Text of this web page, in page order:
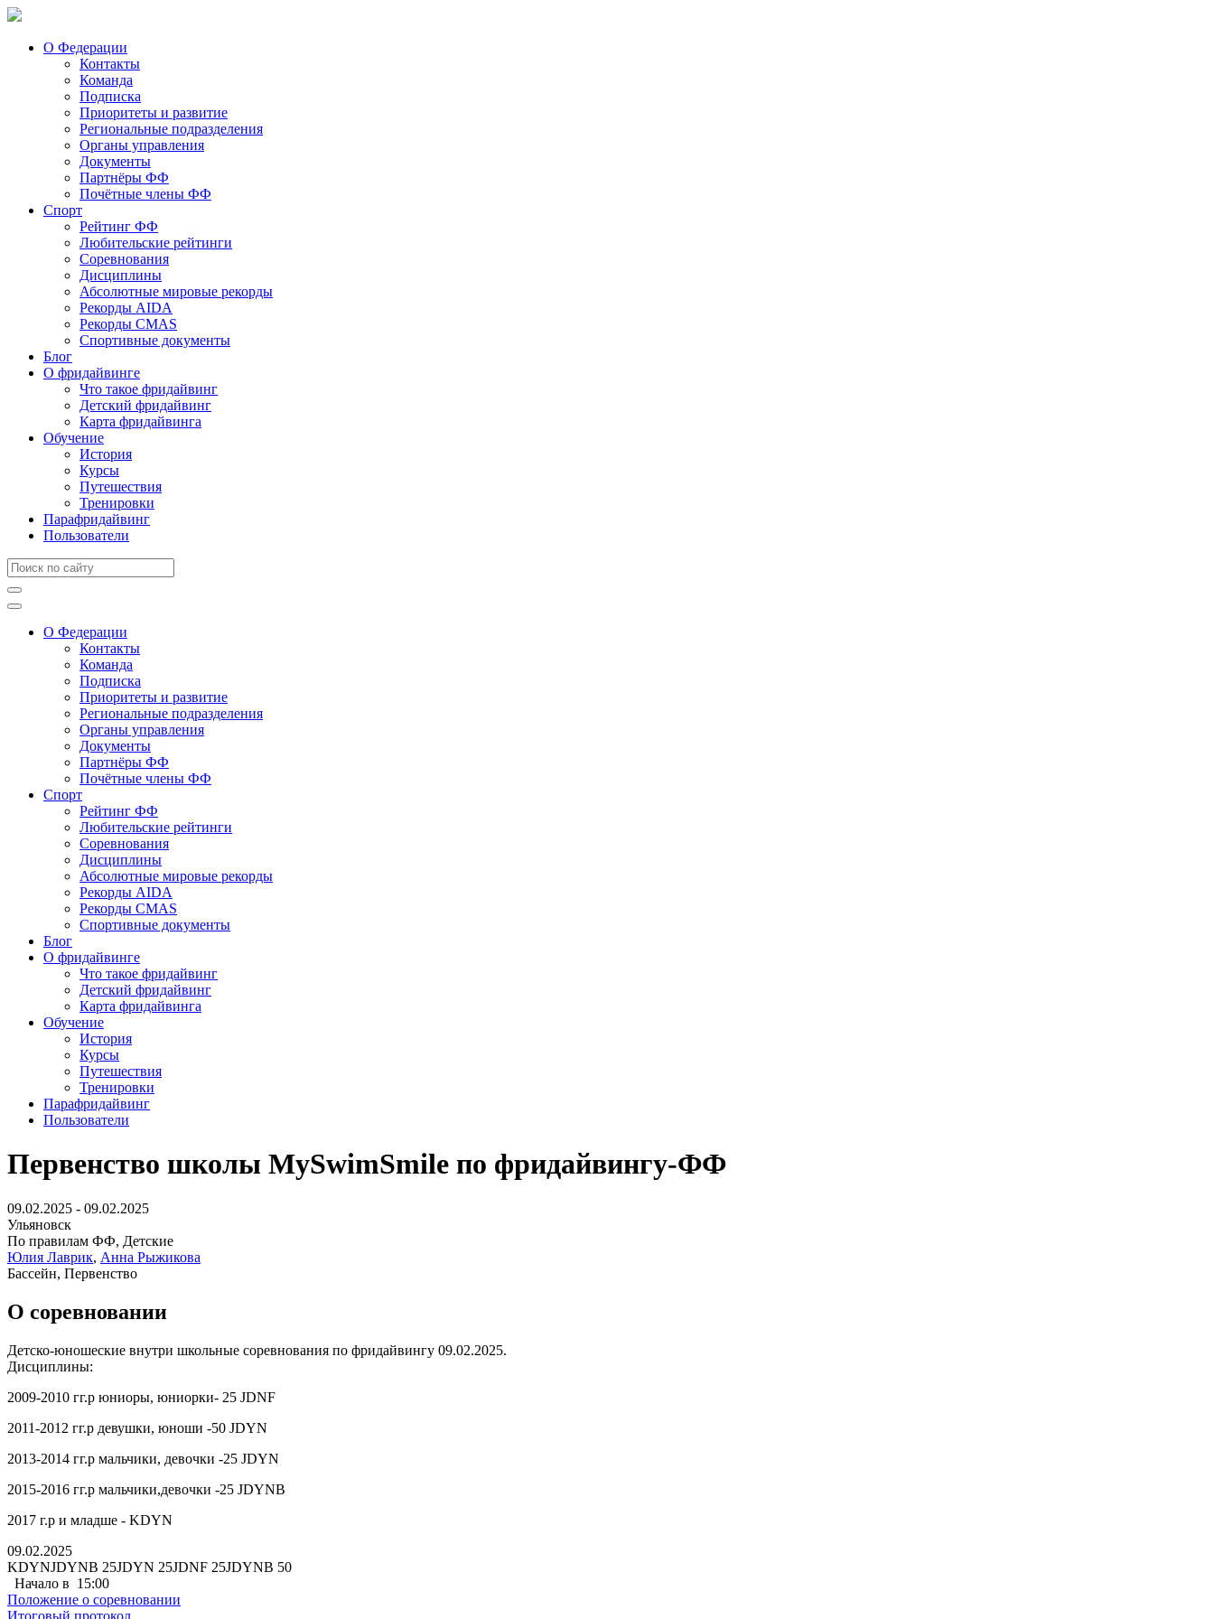
О Федерации
Контакты
Команда
Подписка
Приоритеты и развитие
Региональные подразделения
Органы управления
Документы
Партнёры ФФ
Почётные члены ФФ
Спорт
Рейтинг ФФ
Любительские рейтинги
Соревнования
Дисциплины
Абсолютные мировые рекорды
Рекорды AIDA
Рекорды CMAS
Спортивные документы
Блог
О фридайвинге
Что такое фридайвинг
Детский фридайвинг
Карта фридайвинга
Обучение
История
Курсы
Путешествия
Тренировки
Парафридайвинг
Пользователи
О Федерации
Контакты
Команда
Подписка
Приоритеты и развитие
Региональные подразделения
Органы управления
Документы
Партнёры ФФ
Почётные члены ФФ
Спорт
Рейтинг ФФ
Любительские рейтинги
Соревнования
Дисциплины
Абсолютные мировые рекорды
Рекорды AIDA
Рекорды CMAS
Спортивные документы
Блог
О фридайвинге
Что такое фридайвинг
Детский фридайвинг
Карта фридайвинга
Обучение
История
Курсы
Путешествия
Тренировки
Парафридайвинг
Пользователи
Первенство школы MySwimSmile по фридайвингу-ФФ
09.02.2025 - 09.02.2025
Ульяновск
По правилам ФФ, Детские
Юлия Лаврик, Анна Рыжикова
Бассейн, Первенство
О соревновании
Детско-юношеские внутри школьные соревнования по фридайвингу 09.02.2025.
Дисциплины:
2009-2010 гг.р юниоры, юниорки- 25 JDNF
2011-2012 гг.р девушки, юноши -50 JDYN
2013-2014 гг.р мальчики, девочки -25 JDYN
2015-2016 гг.р мальчики,девочки -25 JDYNB
2017 г.р и младше - KDYN
09.02.2025
KDYNJDYNB 25JDYN 25JDNF 25JDYNB 50
Начало в 15:00
Положение о соревновании
Итоговый протокол